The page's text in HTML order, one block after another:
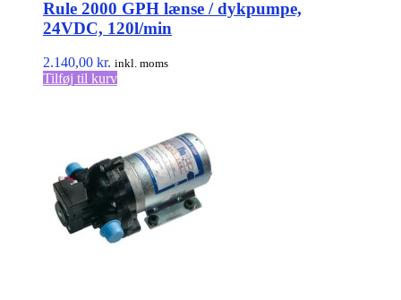
Rule 2000 GPH lænse / dykpumpe,
24VDC, 120l/min
2.140,00 kr. inkl. moms
Tilføj til kurv